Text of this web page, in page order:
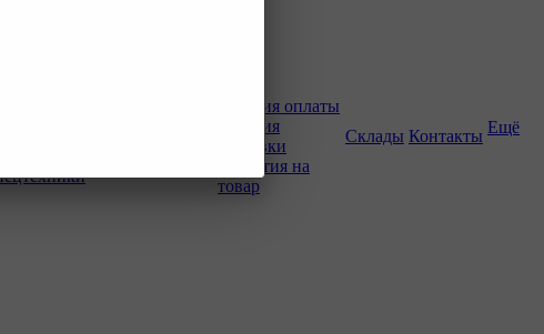
Условия оплаты
Условия
доставки
Гарантия на
товар
Склады Контакты Ещё